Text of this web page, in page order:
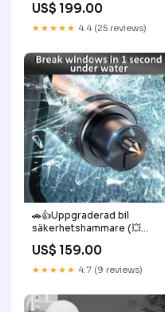
US$ 199.00
★★★★★ 4.4 (25 reviews)
🚗👍Uppgraderad bil
säkerhetshammare (💥
Flyktverktyg) home
US$ 159.00
★★★★★ 4.7 (9 reviews)